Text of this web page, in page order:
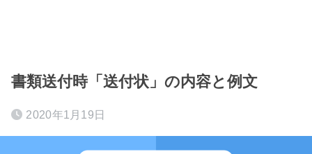
書類送付時「送付状」の内容と例文
2020年1月19日